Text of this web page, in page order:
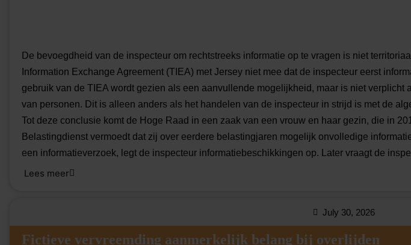
overeenkomen en de beschreven werkwijze bevestigen. Ook kalenders en
rechtbank acht het verder van belang dat de maatschap geen ontvangsten voor slops
administratie voerde dit heeft bevestigd. De stellingen van de erven zijn niet onderbouwd
en niet te hoog.
Bron:Rechtbank Zeeland-West-Brabant | jurisprudentie | ECLI:NL:RBZWB:2026:5608 | 21-06-2026
De bevoegdheid van de inspecteur om rechtstreeks informatie op te vragen is niet
Information Exchange Agreement (TIEA) met Jersey niet mee dat de inspecteur eerst
gebruik van de TIEA wordt gezien als een aanvullende mogelijkheid, maar is niet verplicht
van personen. Dit is alleen anders als het handelen van de inspecteur in strijd is met de
Tot deze conclusie komt de Hoge Raad in een zaak van een vrouw en haar gezin, die in
Belastingdienst vermoedt dat zij over eerdere belastingjaren mogelijk onvolledige
een informatieverzoek, legt de inspecteur informatiebeschikkingen op. Later vraagt de
over de vrouw, haar partner en hun gezamenlijke vennootschap. Dit leidt tot
Lees meer
July 30, 2026
Fictieve vervreemding aanmerkelijk belang bij overlijden